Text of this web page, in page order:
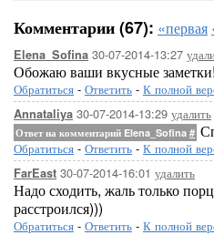
Комментарии (67): «первая
Elena_Sofina 30-07-2014-13:27
Обожаю ваши вкусные заметки!
Обратиться - Ответить - К полной
Annataliya 30-07-2014-13:29 удалить
Ответ на комментарий Elena_Sofina #
Обратиться - Ответить - К полной
FarEast 30-07-2014-16:01 удалить
Надо сходить, жаль только
расстроился)))
Обратиться - Ответить - К полной